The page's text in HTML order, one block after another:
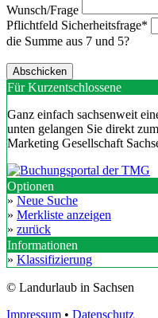
Wunsch/Frage
Pflichtfeld Sicherheitsfrage*
die Summe aus 7 und 5?
Für Kurzentschlossene
Ganz einfach sachsenweit
unten gelangen Sie direkt
Marketing Gesellschaft
Optionen
» Neue Suche
» Merkliste anzeigen
» zurück
Informationen
» Klassifizierung
© Landurlaub in Sachsen
Impressum • Datenschutz